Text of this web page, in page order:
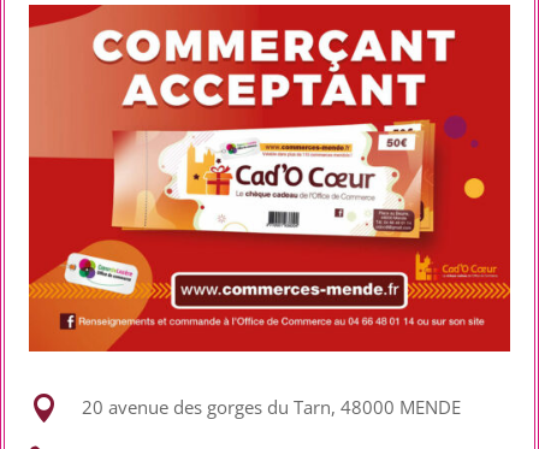
 20 avenue des gorges du Tarn, 48000 MENDE